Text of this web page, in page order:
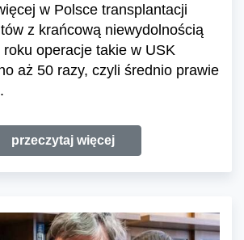
w Polsce transplantacji
z krańcową niewydolnością
operacje takie w USK
aż 50 razy, czyli średnio prawie
przeczytaj więcej